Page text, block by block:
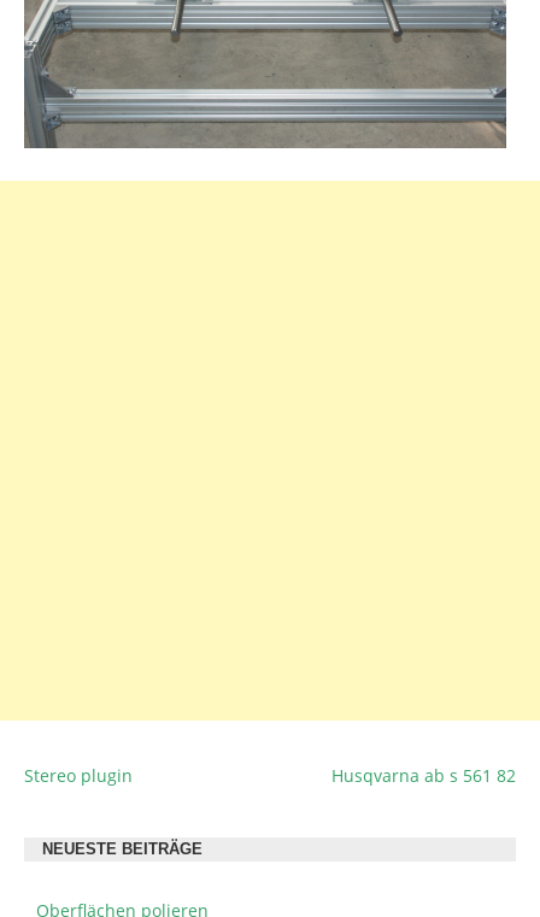
BEITRAGSNAVIGATION
Stereo plugin Husqvarna ab s 561 82
NEUESTE BEITRÄGE
Oberflächen polieren